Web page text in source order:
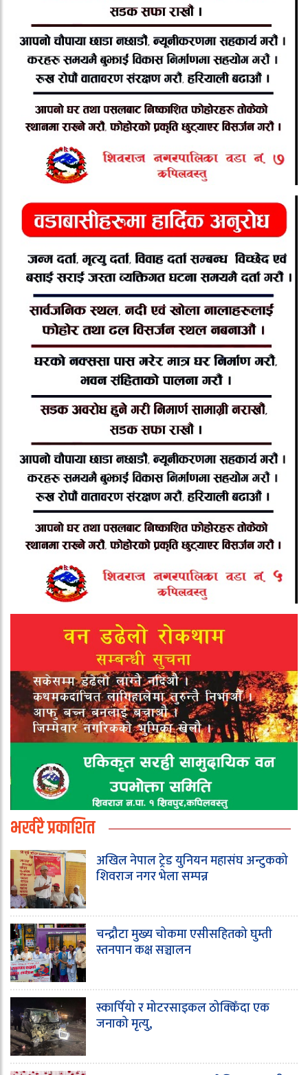
भर्खरै प्रकाशित
अखिल नेपाल ट्रेड युनियन महासंघ अन्टुकको
शिवराज नगर भेला सम्पन्न
चन्द्रौटा मुख्य चोकमा एसीसहितको घुम्ती
स्तनपान कक्ष सञ्चालन
स्कार्पियो र मोटरसाइकल ठोक्किँदा एक
जनाको मृत्यु,